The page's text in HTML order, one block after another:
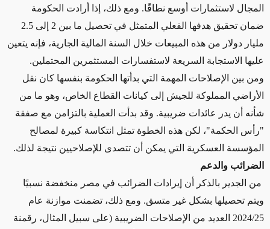
المجال لاستثمارات أوسع نطاقًا. ومع ذلك، إذا أرادت الحكومة
ضمان تحقيق هدفها الفعلي المتمثل في تحصيل ما بين 2 إلى 2.5
مليار دولار من هذه المبيعات خلال السنة المالية الجارية، فإنه يتعين
عليها الاستجابة السريعة لاستفسارات المستثمرين المحتملين.
ومن بين الإصلاحات المهمة التي بدأتها الحكومة بنفسها كان نقل
الأراضي المملوكة للجيش إلى كيانات القطاع الخاص، وهو ما من
شأنه أن يدر عائدات ضريبية. وقد بدأت العملية بالتزامن مع صفقة
"رأس الحكمة"، لكن هذه الخطوة تمثل انتكاسة كبيرة لمصالح
المؤسسة العسكرية التي يمكن أن تتصدى للإصلاحيين نتيجة لذلك.
الضرائب والدعم
من الجدير بالذكر أن إيرادات الضرائب في مصر منخفضة نسبيًا
ويتم تحصيلها بشكل غير متسق. ومع ذلك، تضمنت موازنة عام
2024/25 العديد من الإصلاحات الضريبية (على سبيل المثال، رقمنة